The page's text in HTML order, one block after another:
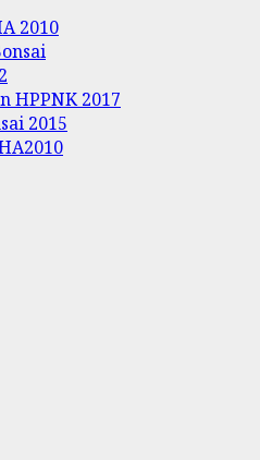
2010
HPPNK 2017
2015